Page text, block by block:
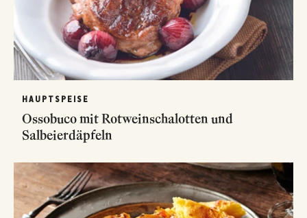
HAUPTSPEISE
Ossobuco mit Rotweinschalotten und
Salbeierdäpfeln